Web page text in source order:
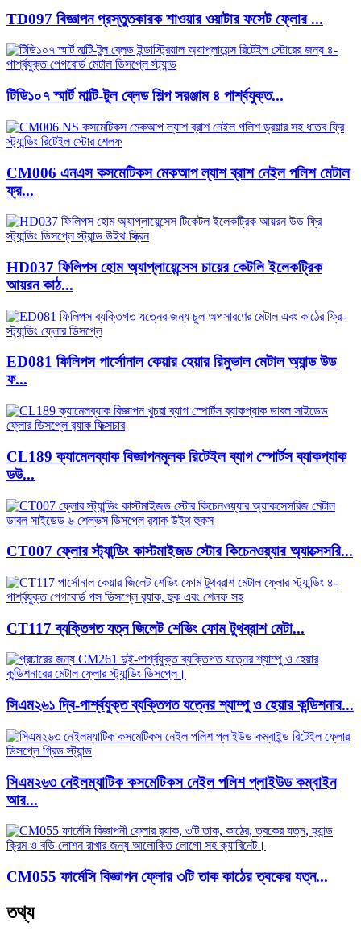
TD097 বিজ্ঞাপন প্রস্তুতকারক শাওয়ার ওয়াটার ফসেট ফ্লোর ...
টিডি১০৭ স্মার্ট মাল্টি-টুল ব্লেড শিল্প সরঞ্জাম ৪ পার্শ্বযুক্ত...
CM006 এনএস কসমেটিকস মেকআপ ল্যাশ ব্রাশ নেইল পলিশ মেটাল
ফ্র...
HD037 ফিলিপস হোম অ্যাপ্লায়েন্সেস চায়ের কেটলি ইলেকট্রিক
আয়রন কাঠ...
ED081 ফিলিপস পার্সোনাল কেয়ার হেয়ার রিমুভাল মেটাল অ্যান্ড উড
ফ...
CL189 ক্যামেলব্যাক বিজ্ঞাপনমূলক রিটেইল ব্যাগ স্পোর্টস ব্যাকপ্যাক
ডউ...
CT007 ফ্লোর স্ট্যান্ডিং কাস্টমাইজড স্টোর কিচেনওয়্যার অ্যাক্সেসরি...
CT117 ব্যক্তিগত যত্ন জিলেট শেভিং ফোম টুথব্রাশ মেটা...
সিএম২৬১ দ্বি-পার্শ্বযুক্ত ব্যক্তিগত যত্নের শ্যাম্পু ও হেয়ার কন্ডিশনার...
সিএম২৬৩ নেইলম্যাটিক কসমেটিকস নেইল পলিশ প্লাইউড কম্বাইন
আর...
CM055 ফার্মেসি বিজ্ঞাপন ফ্লোর ৩টি তাক কাঠের ত্বকের যত্ন...
তথ্য